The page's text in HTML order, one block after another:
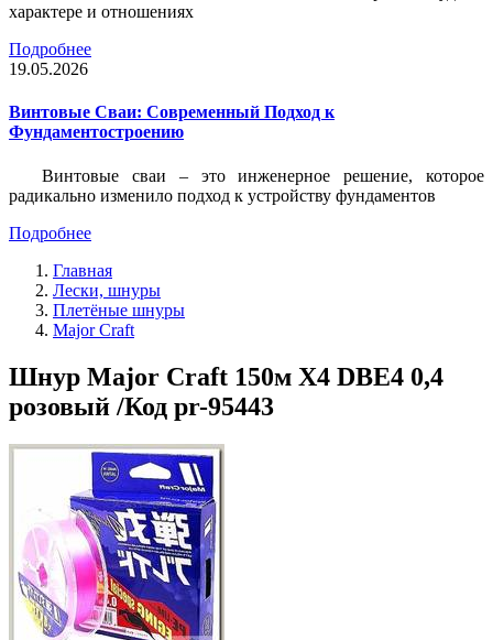
характере и отношениях
Подробнее
19.05.2026
Винтовые Сваи: Современный Подход к
Фундаментостроению
Винтовые сваи – это инженерное решение, которое
радикально изменило подход к устройству фундаментов
Подробнее
Главная
Лески, шнуры
Плетёные шнуры
Major Craft
Шнур Major Craft 150м X4 DBE4 0,4
розовый /Код pr-95443